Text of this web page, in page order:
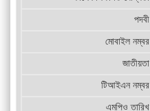
পদবী
মোবাইল নম্বর
জাতীয়তা
টিআইএন নম্বর
এমপিও তারিখ